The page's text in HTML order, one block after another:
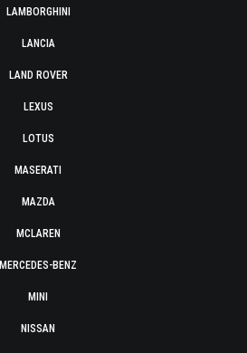
LAMBORGHINI
LANCIA
LAND ROVER
LEXUS
LOTUS
MASERATI
MAZDA
MCLAREN
MERCEDES-BENZ
MINI
NISSAN